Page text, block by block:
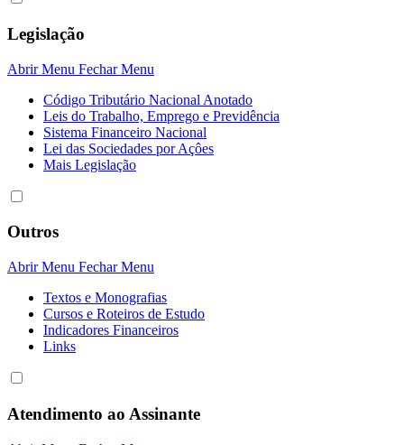
Legislação
Abrir Menu Fechar Menu
Código Tributário Nacional Anotado
Leis do Trabalho, Emprego e Previdência
Sistema Financeiro Nacional
Lei das Sociedades por Açôes
Mais Legislação
Outros
Abrir Menu Fechar Menu
Textos e Monografias
Cursos e Roteiros de Estudo
Indicadores Financeiros
Links
Atendimento ao Assinante